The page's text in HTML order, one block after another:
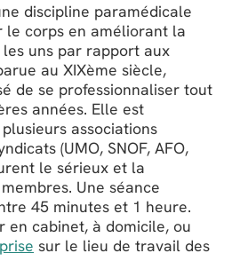
discipline paramédicale
le corps en améliorant la
uns par rapport aux
au XIXème siècle,
de se professionnaliser tout
années. Elle est
associations
(UMO, SNOF, AFO,
le sérieux et la
Une séance
45 minutes et 1 heure.
en cabinet, à domicile, ou
sur le lieu de travail des